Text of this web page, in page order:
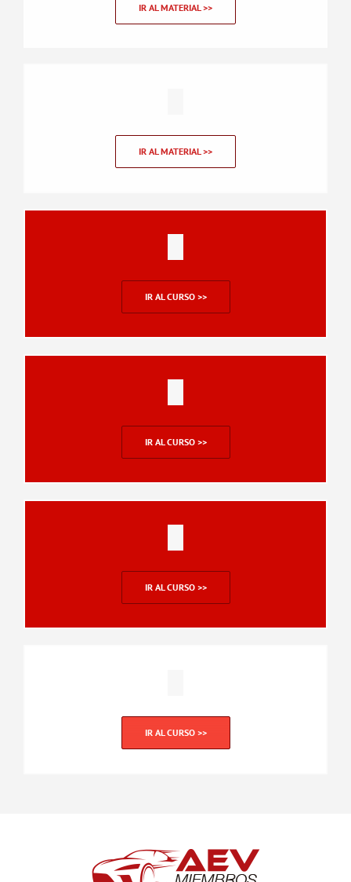
IR AL MATERIAL >>
IR AL MATERIAL >>
IR AL CURSO >>
IR AL CURSO >>
IR AL CURSO >>
IR AL CURSO >>